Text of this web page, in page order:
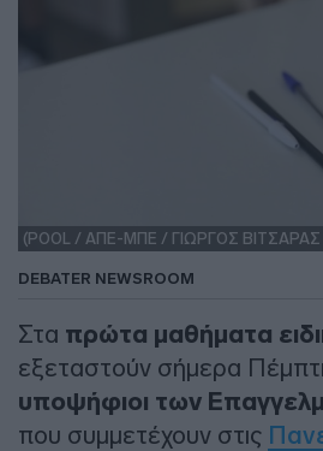
(POOL / ΑΠΕ-ΜΠΕ / ΓΙΩΡΓΟΣ ΒΙΤΣΑΡΑΣ /
DEBATER NEWSROOM
Στα πρώτα μαθήματα
εξεταστούν σήμερα
υποψήφιοι των
που συμμετέχουν στις